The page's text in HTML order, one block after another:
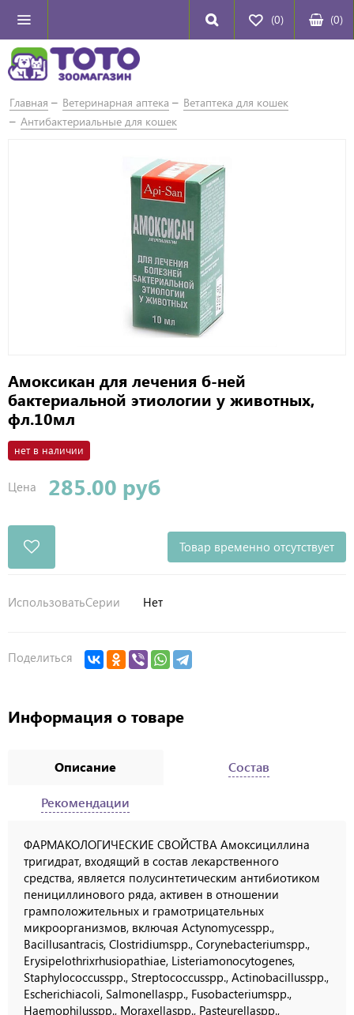
(0) (0)
Главная Ветеринарная аптека
Ветаптека для кошек
Антибактериальные для кошек
Амоксикан для лечения б-ней
бактериальной этиологии у животных,
фл.10мл
нет в наличии
Цена 285.00 руб
Товар временно отсутствует
ИспользоватьСерии Нет
Поделиться
Информация о товаре
Описание
ФАРМАКОЛОГИЧЕСКИЕ СВОЙСТВА Амоксициллина
тригидрат, входящий в состав лекарственного
средства, является полусинтетическим антибиотиком
пенициллинового ряда, активен в отношении
грамположительных и грамотрицательных
микроорганизмов, включая Actynomycesspp.,
Bacillusantracis, Clostridiumspp., Corynebacteriumspp.,
Erysipelothrixrhusiopathiae, Listeriamonocytogenes,
Staphylococcusspp., Streptococcusspp., Actinobacillusspp.,
Escherichiacoli, Salmonellaspp., Fusobacteriumspp.,
Haemophilusspp., Moraxellaspp., Pasteurellaspp.,
Состав
Рекомендации